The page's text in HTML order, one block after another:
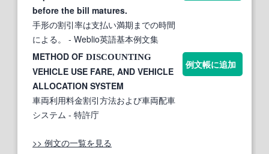
before the bill matures.
手形の割引率は支払い満期までの時間
による。
- Weblio英語基本例文集
METHOD OF DISCOUNTING
VEHICLE USE FARE, AND VEHICLE
ALLOCATION SYSTEM
車両利用料金割引方法および車両配車
システム - 特許庁
例文帳に追加
>> 例文の一覧を見る